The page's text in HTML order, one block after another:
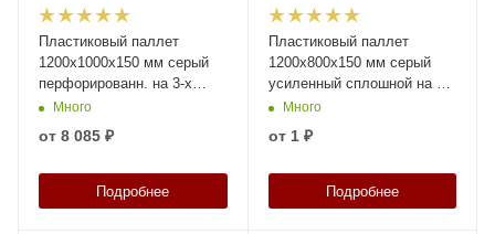
Пластиковый паллет
1200х1000х150 мм серый
перфорированн. на 3-х
полозьяx с бортиком и 1-ой
трубой усиления
Много
от 8 085 ₽
Подробнее
Пластиковый паллет
1200х800х150 мм серый
усиленный сплошной на 3-х
полозьяx с бортиком
Много
от 1 ₽
Подробнее